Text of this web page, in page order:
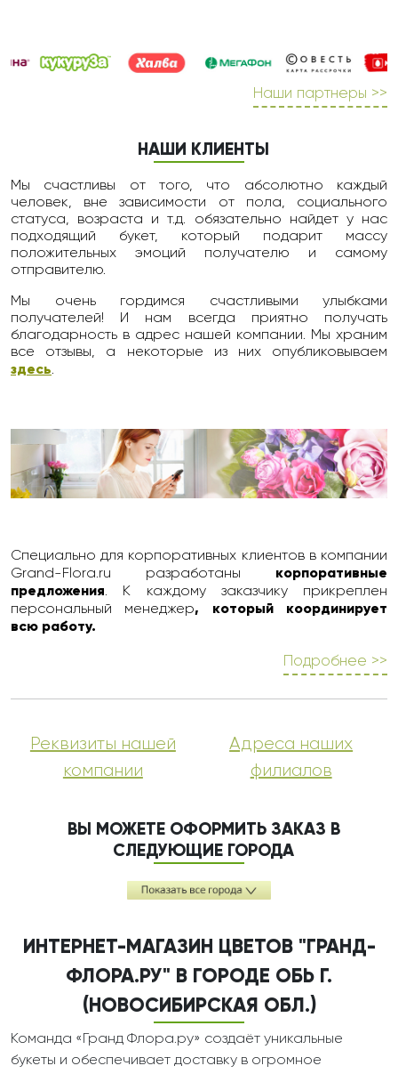
Наши партнеры >>
НАШИ КЛИЕНТЫ
Мы счастливы от того, что абсолютно каждый
человек, вне зависимости от пола, социального
статуса, возраста и т.д. обязательно найдет у нас
подходящий букет, который подарит массу
положительных эмоций получателю и самому
отправителю.
Мы очень гордимся счастливыми улыбками
получателей! И нам всегда приятно получать
благодарность в адрес нашей компании. Мы храним
все отзывы, а некоторые из них опубликовываем
здесь.
Специально для корпоративных клиентов в компании
Grand-Flora.ru разработаны корпоративные
предложения. К каждому заказчику прикреплен
персональный менеджер, который координирует
всю работу.
Подробнее >>
Реквизиты нашей
компании
Адреса наших
филиалов
ВЫ МОЖЕТЕ ОФОРМИТЬ ЗАКАЗ В
СЛЕДУЮЩИЕ ГОРОДА
ИНТЕРНЕТ-МАГАЗИН ЦВЕТОВ "ГРАНД-
ФЛОРА.РУ" В ГОРОДЕ ОБЬ Г.
(НОВОСИБИРСКАЯ ОБЛ.)
Команда «Гранд Флора.ру» создаёт уникальные
букеты и обеспечивает доставку в огромное